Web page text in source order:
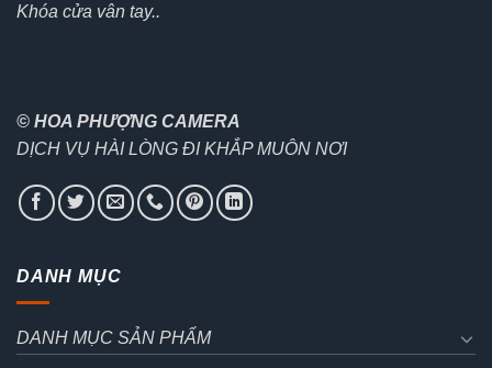
Khóa cửa vân tay..
© HOA PHƯỢNG CAMERA
DỊCH VỤ HÀI LÒNG ĐI KHẮP MUÔN NƠI
DANH MỤC
DANH MỤC SẢN PHẨM